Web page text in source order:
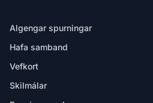
Algengar spurningar
Hafa samband
Vefkort
Skilmálar